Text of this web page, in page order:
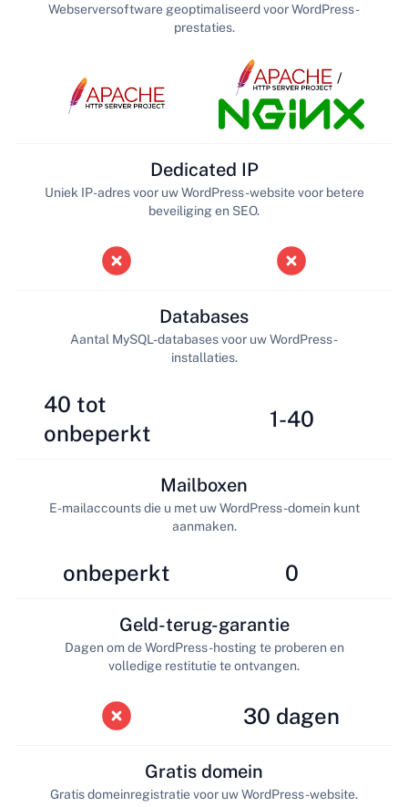
Webserversoftware geoptimaliseerd voor WordPress-
prestaties.
/
Dedicated IP
Uniek IP-adres voor uw WordPress-website voor betere
beveiliging en SEO.
40 tot
onbeperkt
Databases
Aantal MySQL-databases voor uw WordPress-
installaties.
1-40
onbeperkt
Mailboxen
E-mailaccounts die u met uw WordPress-domein kunt
aanmaken.
0
Geld-terug-garantie
Dagen om de WordPress-hosting te proberen en
volledige restitutie te ontvangen.
30 dagen
Gratis domein
Gratis domeinregistratie voor uw WordPress-website.